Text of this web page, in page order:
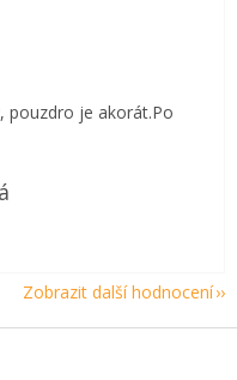
5 z 5 hvězdiček.
pouzdro je akorát.Po
5 z 5 hvězdiček.
Zobrazit další hodnocení